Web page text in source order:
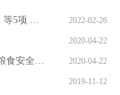
市场监管总局关于发布《食品中爱德万甜的测定》等5项 食品补 2022-02-26
2020-04-22
科研人员研究提高植物光合效率 应对全球变暖下粮食安全挑战 2020-04-22
2019-11-12